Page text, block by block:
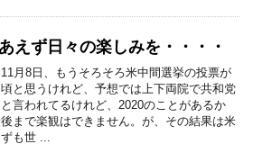
えず日々の楽しみを・・・・
月8日、もうそろそろ米中間選挙の投票が
と思うけれど、予想では上下両院で共和党
言われてるけれど、2020のことがあるか
まで楽観はできません。が、その結果は米
も世 ...